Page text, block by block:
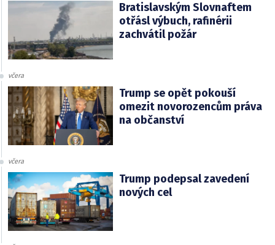
Bratislavským Slovnaftem
otřásl výbuch, rafinérii
zachvátil požár
včera
Trump se opět pokouší
omezit novorozencům práva
na občanství
včera
Trump podepsal zavedení
nových cel